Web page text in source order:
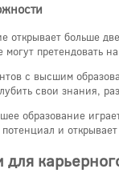
открывает больше
претендовать
с высшим
свои знания,
образование
и